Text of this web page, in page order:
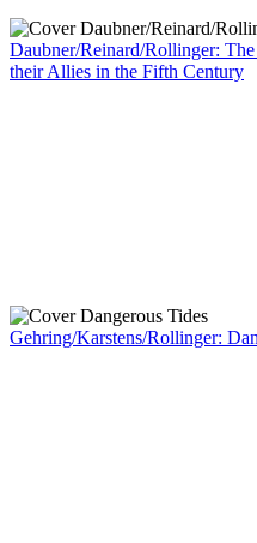
Daubner/Reinard/Rollinger:
their Allies in the Fifth Century
Gehring/Karstens/Rollinger: